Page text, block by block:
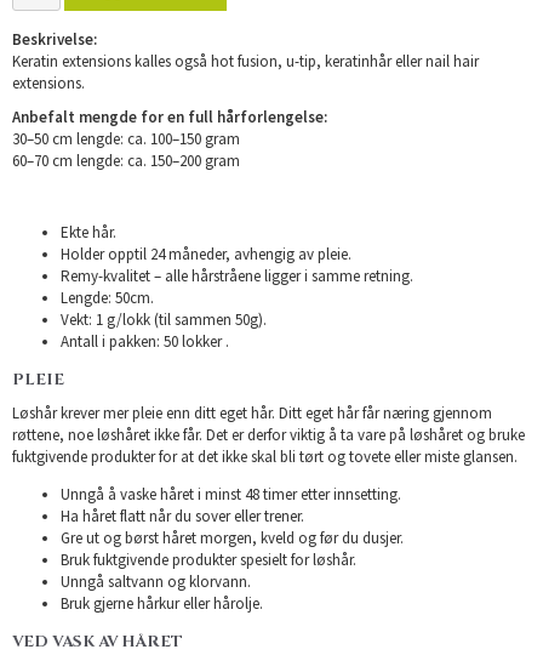
Beskrivelse:
Keratin extensions kalles også hot fusion, u-tip, keratinhår eller nail hair
extensions.
Anbefalt mengde for en full hårforlengelse:
30–50 cm lengde: ca. 100–150 gram
60–70 cm lengde: ca. 150–200 gram
Ekte hår.
Holder opptil 24 måneder, avhengig av pleie.
Remy-kvalitet – alle hårstråene ligger i samme retning.
Lengde: 50cm.
Vekt: 1 g/lokk (til sammen 50g).
Antall i pakken: 50 lokker .
PLEIE
Løshår krever mer pleie enn ditt eget hår. Ditt eget hår får næring gjennom
røttene, noe løshåret ikke får. Det er derfor viktig å ta vare på løshåret og bruke
fuktgivende produkter for at det ikke skal bli tørt og tovete eller miste glansen.
Unngå å vaske håret i minst 48 timer etter innsetting.
Ha håret flatt når du sover eller trener.
Gre ut og børst håret morgen, kveld og før du dusjer.
Bruk fuktgivende produkter spesielt for løshår.
Unngå saltvann og klorvann.
Bruk gjerne hårkur eller hårolje.
VED VASK AV HÅRET